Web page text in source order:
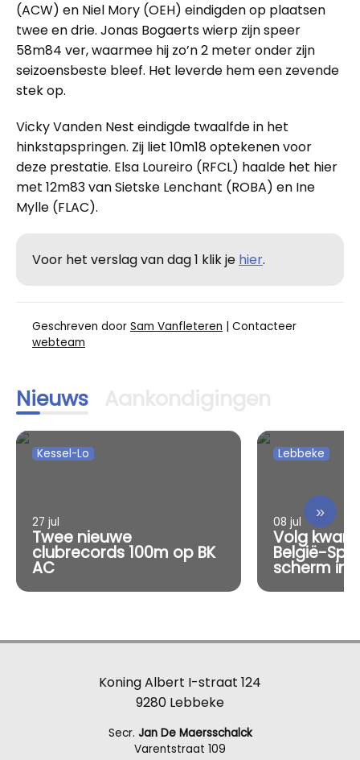
(ACW) en Niel Mory (OEH) eindigden op plaatsen
twee en drie. Jonas Bogaerts wierp zijn speer
58m84 ver, waarmee hij zo’n 2 meter onder zijn
seizoensbeste bleef. Het leverde hem een zevende
stek op.
Vicky Vanden Nest eindigde twaalfde in het
hinkstapspringen. Zij liet 10m18 optekenen voor
deze prestatie. Elsa Loureiro (RFCL) haalde het hier
met 12m83 van Sietske Lenchant (ROBA) en Ine
Mylle (FLAC).
Voor het verslag van dag 1 klik je hier.
Geschreven door Sam Vanfleteren | Contacteer
webteam
Nieuws
Kessel-Lo
27 jul
Twee nieuwe
clubrecords 100m op BK
AC
Lebbeke
08 jul
Volg
België-
scherm in
»
Koning Albert I-straat 124
9280 Lebbeke
Secr. Jan De Maersschalck
Varentstraat 109